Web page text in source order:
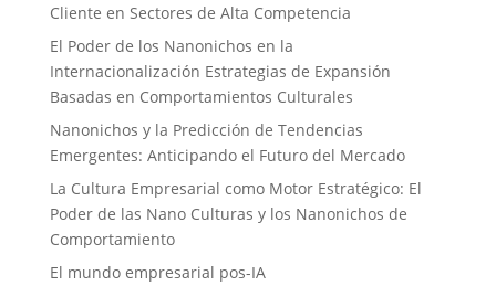
Cliente en Sectores de Alta Competencia
El Poder de los Nanonichos en la
Internacionalización Estrategias de Expansión
Basadas en Comportamientos Culturales
Nanonichos y la Predicción de Tendencias
Emergentes: Anticipando el Futuro del Mercado
La Cultura Empresarial como Motor Estratégico: El
Poder de las Nano Culturas y los Nanonichos de
Comportamiento
El mundo empresarial pos-IA